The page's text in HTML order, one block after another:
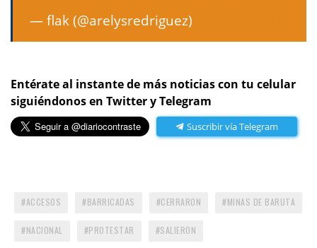
— flak (@arelysredriguez)
Entérate al instante de más noticias con tu celular
siguiéndonos en Twitter y Telegram
Suscribir vía Telegram
ACCESOS BARRICADAS CERRARON MINAS DE BARUTA
NACIONAL PROTESTAR SALIERON